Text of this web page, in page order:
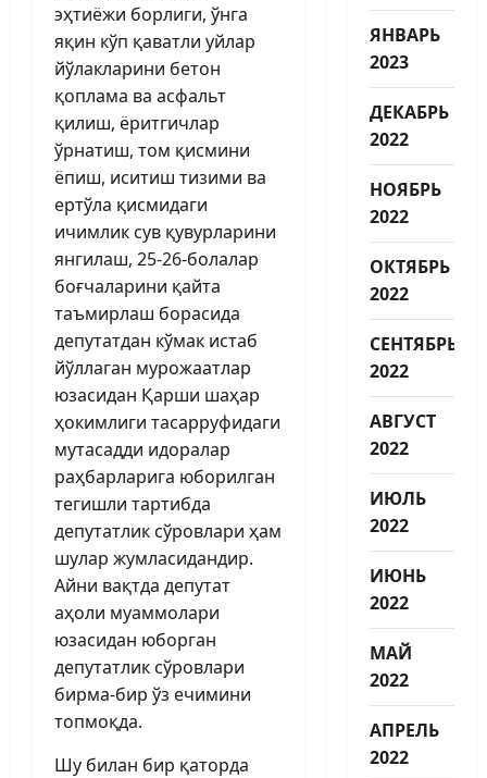
эҳтиёжи борлиги, ўнга
яқин кўп қаватли уйлар
йўлакларини бетон
қоплама ва асфальт
қилиш, ёритгичлар
ўрнатиш, том қисмини
ёпиш, иситиш тизими ва
ертўла қисмидаги
ичимлик сув қувурларини
янгилаш, 25-26-болалар
боғчаларини қайта
таъмирлаш борасида
депутатдан кўмак истаб
йўллаган мурожаатлар
юзасидан Қарши шаҳар
ҳокимлиги тасарруфидаги
мутасадди идоралар
раҳбарларига юборилган
тегишли тартибда
депутатлик сўровлари ҳам
шулар жумласидандир.
Айни вақтда депутат
аҳоли муаммолари
юзасидан юборган
депутатлик сўровлари
бирма-бир ўз ечимини
топмоқда.
Шу билан бир қаторда
ЯНВАРЬ
2023
ДЕКАБРЬ
2022
НОЯБРЬ
2022
ОКТЯБРЬ
2022
СЕНТЯБРЬ
2022
АВГУСТ
2022
ИЮЛЬ
2022
ИЮНЬ
2022
МАЙ
2022
АПРЕЛЬ
2022